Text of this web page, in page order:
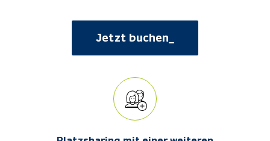
Jetzt buchen_